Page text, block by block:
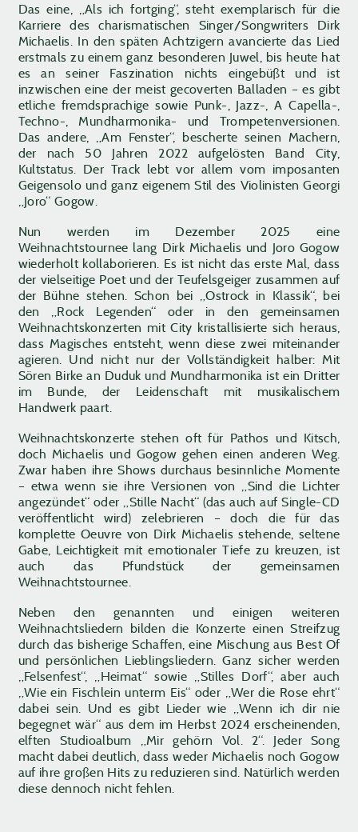
Das eine, „Als ich fortging“, steht exemplarisch für die
Karriere des charismatischen Singer/Songwriters Dirk
Michaelis. In den späten Achtzigern avancierte das Lied
erstmals zu einem ganz besonderen Juwel, bis heute hat
es an seiner Faszination nichts eingebüßt und ist
inzwischen eine der meist gecoverten Balladen – es gibt
etliche fremdsprachige sowie Punk-, Jazz-, A Capella-,
Techno-, Mundharmonika- und Trompetenversionen.
Das andere, „Am Fenster“, bescherte seinen Machern,
der nach 50 Jahren 2022 aufgelösten Band City,
Kultstatus. Der Track lebt vor allem vom imposanten
Geigensolo und ganz eigenem Stil des Violinisten Georgi
„Joro“ Gogow.
Nun werden im Dezember 2025 eine
Weihnachtstournee lang Dirk Michaelis und Joro Gogow
wiederholt kollaborieren. Es ist nicht das erste Mal, dass
der vielseitige Poet und der Teufelsgeiger zusammen auf
der Bühne stehen. Schon bei „Ostrock in Klassik“, bei
den „Rock Legenden“ oder in den gemeinsamen
Weihnachtskonzerten mit City kristallisierte sich heraus,
dass Magisches entsteht, wenn diese zwei miteinander
agieren. Und nicht nur der Vollständigkeit halber: Mit
Sören Birke an Duduk und Mundharmonika ist ein Dritter
im Bunde, der Leidenschaft mit musikalischem
Handwerk paart.
Weihnachtskonzerte stehen oft für Pathos und Kitsch,
doch Michaelis und Gogow gehen einen anderen Weg.
Zwar haben ihre Shows durchaus besinnliche Momente
– etwa wenn sie ihre Versionen von „Sind die Lichter
angezündet“ oder „Stille Nacht“ (das auch auf Single-CD
veröffentlicht wird) zelebrieren – doch die für das
komplette Oeuvre von Dirk Michaelis stehende, seltene
Gabe, Leichtigkeit mit emotionaler Tiefe zu kreuzen, ist
auch das Pfundstück der gemeinsamen
Weihnachtstournee.
Neben den genannten und einigen weiteren
Weihnachtsliedern bilden die Konzerte einen Streifzug
durch das bisherige Schaffen, eine Mischung aus Best Of
und persönlichen Lieblingsliedern. Ganz sicher werden
„Felsenfest“, „Heimat“ sowie „Stilles Dorf“, aber auch
„Wie ein Fischlein unterm Eis“ oder „Wer die Rose ehrt“
dabei sein. Und es gibt Lieder wie „Wenn ich dir nie
begegnet wär“ aus dem im Herbst 2024 erscheinenden,
elften Studioalbum „Mir gehörn Vol. 2“. Jeder Song
macht dabei deutlich, dass weder Michaelis noch Gogow
auf ihre großen Hits zu reduzieren sind. Natürlich werden
diese dennoch nicht fehlen.